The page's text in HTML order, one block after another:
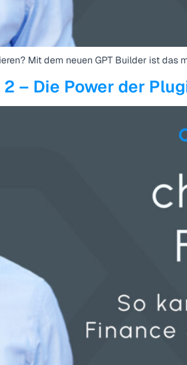
Mit dem neuen GPT Builder ist das
2 – Die Power der